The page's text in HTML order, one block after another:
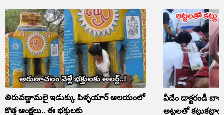
తిరువణ్ణామలై ఇడుక్కు పిళ్ళయార్ ఆలయంలో
కొత్త ఆంక్షలు.. ఈ భక్తులకు
వీడేం డాక్టరండీ
అట్టలతో